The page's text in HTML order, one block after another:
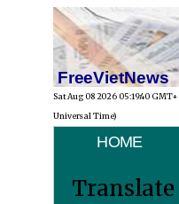
FreeVietNews
Sat Aug 08 2026 05:19:40
Universal Time)
HOME